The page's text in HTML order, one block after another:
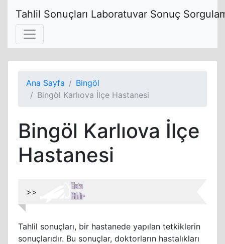
Tahlil Sonuçları Laboratuvar Sonuç
Ana Sayfa
Bingöl
Bingöl Karlıova İlçe Hastanesi
Bingöl Karlıova İlçe
Hastanesi
>>
Tahlil sonuçları, bir hastanede yapılan tetkiklerin
sonuçlarıdır. Bu sonuçlar, doktorların hastalıkları